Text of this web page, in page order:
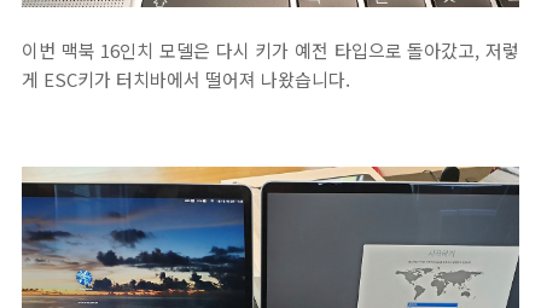
이번 맥북 16인치 모델은 다시 키가 예전 타입으로 돌아갔고, 저렇
게 ESC키가 터치바에서 떨어져 나왔습니다.